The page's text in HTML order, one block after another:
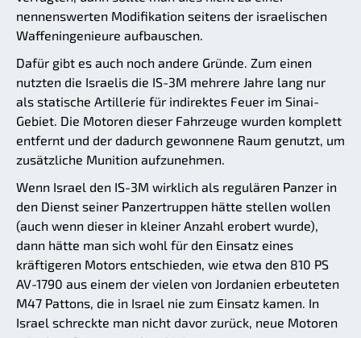
nennenswerten Modifikation seitens der israelischen
Waffeningenieure aufbauschen.
Dafür gibt es auch noch andere Gründe. Zum einen
nutzten die Israelis die IS-3M mehrere Jahre lang nur
als statische Artillerie für indirektes Feuer im Sinai-
Gebiet. Die Motoren dieser Fahrzeuge wurden komplett
entfernt und der dadurch gewonnene Raum genutzt, um
zusätzliche Munition aufzunehmen.
Wenn Israel den IS-3M wirklich als regulären Panzer in
den Dienst seiner Panzertruppen hätte stellen wollen
(auch wenn dieser in kleiner Anzahl erobert wurde),
dann hätte man sich wohl für den Einsatz eines
kräftigeren Motors entschieden, wie etwa den 810 PS
AV-1790 aus einem der vielen von Jordanien erbeuteten
M47 Pattons, die in Israel nie zum Einsatz kamen. In
Israel schreckte man nicht davor zurück, neue Motoren